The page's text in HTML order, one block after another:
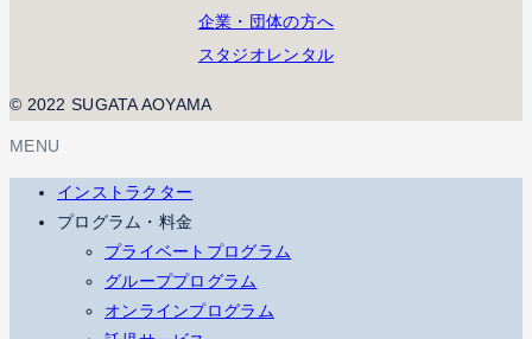
企業・団体の方へ
スタジオレンタル
© 2022 SUGATA AOYAMA
MENU
インストラクター
プログラム・料金
プライベートプログラム
グループプログラム
オンラインプログラム